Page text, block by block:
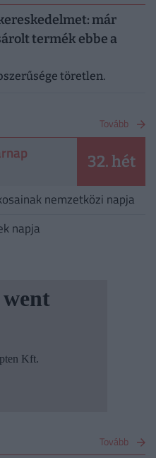
már
termék ebbe a
töretlen.
Tovább
32. hét
nemzetközi napja
napja
Tovább